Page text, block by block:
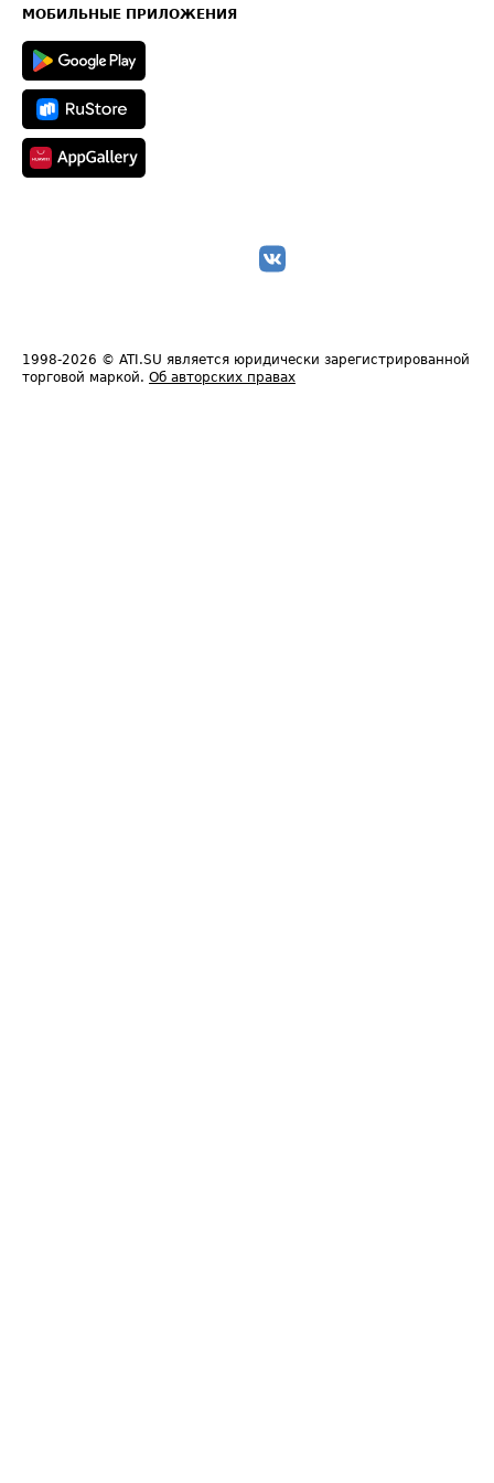
Техническая информация
МОБИЛЬНЫЕ ПРИЛОЖЕНИЯ
1998-2026 © ATI.SU является юридически зарегистрированной
торговой маркой. Об авторских правах